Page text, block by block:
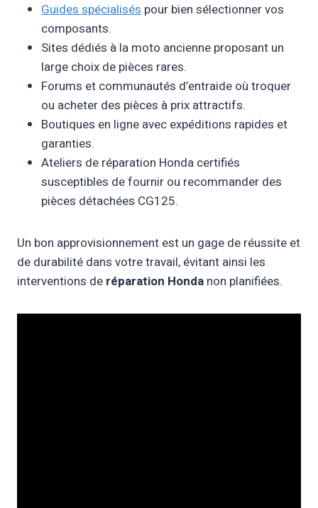
Guides spécialisés pour bien sélectionner vos
composants.
Sites dédiés à la moto ancienne proposant un
large choix de pièces rares.
Forums et communautés d’entraide où troquer
ou acheter des pièces à prix attractifs.
Boutiques en ligne avec expéditions rapides et
garanties.
Ateliers de réparation Honda certifiés
susceptibles de fournir ou recommander des
pièces détachées CG125.
Un bon approvisionnement est un gage de réussite et
de durabilité dans votre travail, évitant ainsi les
interventions de réparation Honda non planifiées.